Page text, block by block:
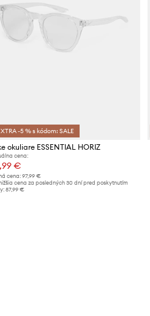
-5 % s kódom: SALE
okuliare ESSENTIAL HORIZ
cena:
€
cena: 97,99 €
cena za posledných 30 dní pred poskytnutím
87,99 €